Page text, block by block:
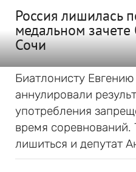
Россия лишилась
медальном
Сочи
Биатлонисту
аннулировали
употребления
время
лишиться и депутат